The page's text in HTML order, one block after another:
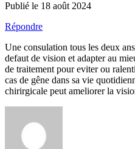
Publié le 18 août 2024
Répondre
Une consulation tous les deux
defaut de vision et adapter au
de traitement pour eviter ou
cas de gêne dans sa vie
chirirgicale peut ameliorer la